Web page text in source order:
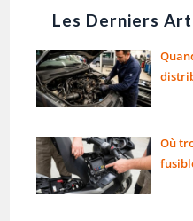
Les Derniers
Où